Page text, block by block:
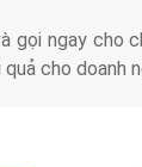
gọi ngay cho
cho doanh